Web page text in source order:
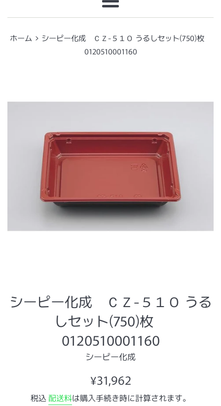
メ
ニ
ュ
ー
ホーム › シーピー化成 ＣＺ-５１０ うるしセット(750)枚
0120510001160
シーピー化成 ＣＺ-５１０ うる
しセット(750)枚
0120510001160
シーピー化成
通
価
¥31,962
税込 配送料は購入手続き時に計算されます。